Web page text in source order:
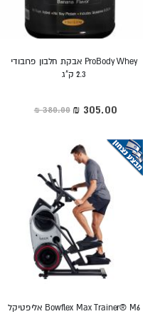
ProBody Whey אבקת חלבון פרובודי
2.3 ק"ג
‏380.00 ₪ מחיר
מיוחד
Bowflex Max Trainer® M6 אליפטיקל